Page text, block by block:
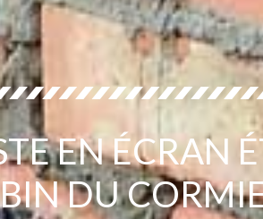
EN ÉCRAN
DU